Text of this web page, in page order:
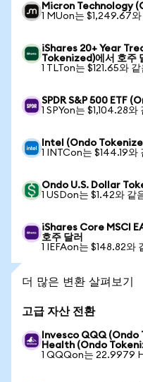
Micron Technology
1 MUon는 $1,249.67와
iShares 20+ Year
Tokenized)에서 호주
1 TLTon는 $121.65와 같
SPDR S&P 500 ETF
1 SPYon는 $1,104.28와
Intel (Ondo
1 INTCon는 $144.19와
Ondo U.S. Dollar
1 USDon는 $1.42와 같
iShares Core MSCI
호주 달러
1 IEFAon는 $148.82와
더 많은 변환 살펴보기
고급 자산 전환
Invesco QQQ (Ondo
Health (Ondo
1 QQQon는 22.9979